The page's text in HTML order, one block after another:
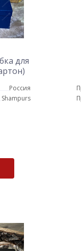
для
Россия
Shampurs